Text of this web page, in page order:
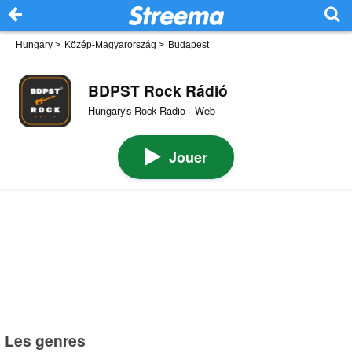
Hungary > Közép-Magyarország > Budapest
BDPST Rock Rádió
Hungary's Rock Radio · Web
Jouer
Les genres